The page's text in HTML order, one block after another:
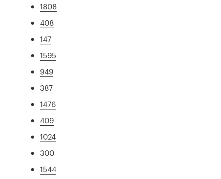
1808
408
147
1595
949
387
1476
409
1024
300
1544